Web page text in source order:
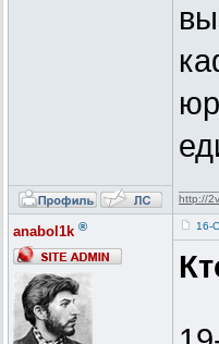
http://
anabol1k ® 16-